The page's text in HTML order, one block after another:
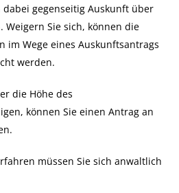
gegenseitig Auskunft über
Weigern Sie sich, können die
im Wege eines Auskunftsantrags
werden.
die Höhe des
können Sie einen Antrag an
müssen Sie sich anwaltlich